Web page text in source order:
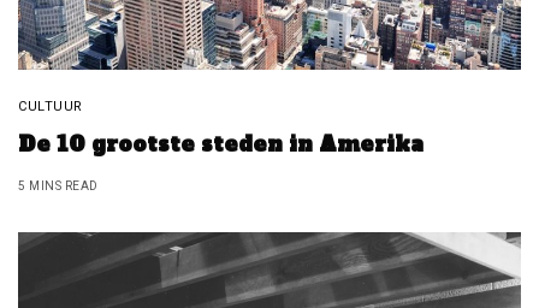
CULTUUR
De 10 grootste steden in Amerika
5 MINS READ